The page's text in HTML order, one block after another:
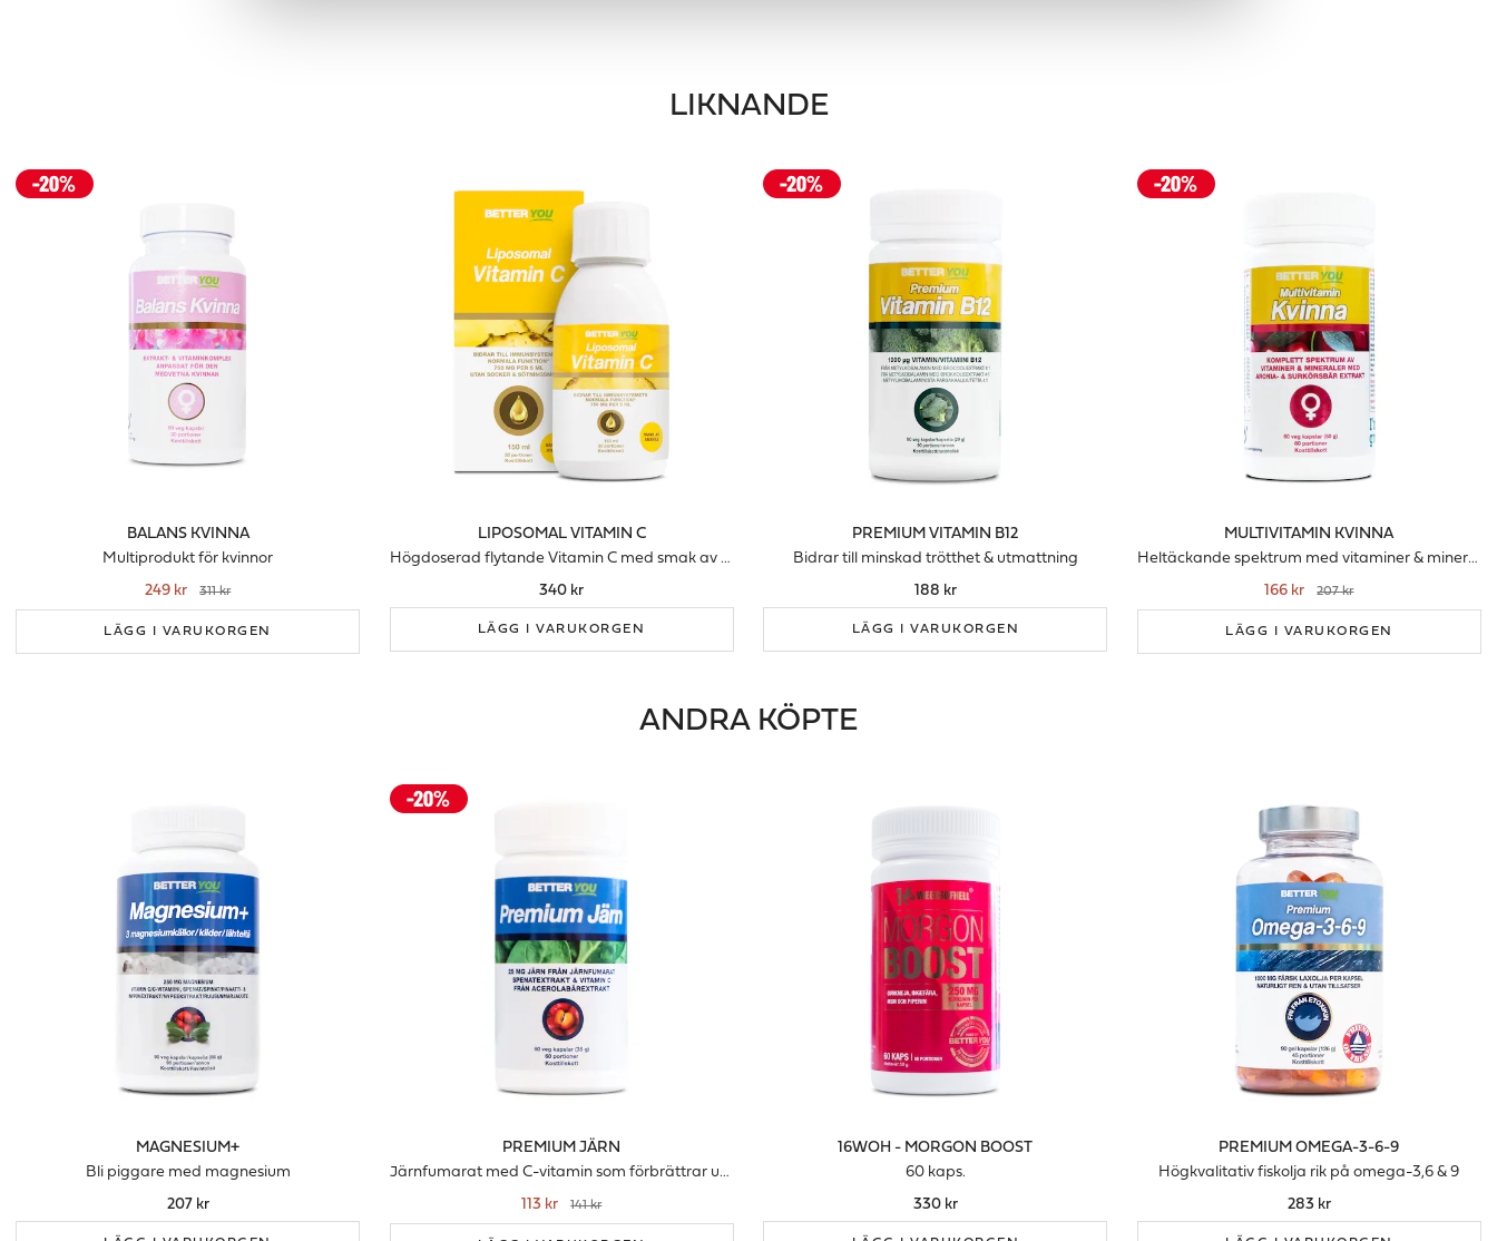
LIKNANDE
BALANS KVINNA
Multiprodukt för kvinnor
249 kr
311 kr
LÄGG I VARUKORGEN
LIPOSOMAL VITAMIN C
Högdoserad flytande Vitamin C med smak av ananas
340 kr
LÄGG I VARUKORGEN
PREMIUM VITAMIN B12
Bidrar till minskad trötthet & utmattning
188 kr
LÄGG I VARUKORGEN
MULTIVITAMIN KVINNA
Heltäckande spektrum med vitaminer & mineraler för kvinnor
166 kr
207 kr
LÄGG I VARUKORGEN
ANDRA KÖPTE
MAGNESIUM+
Bli piggare med magnesium
207 kr
PREMIUM JÄRN
Järnfumarat med C-vitamin som förbrättrar upptaget
113 kr
141 kr
16WOH - MORGON BOOST
60 kaps.
330 kr
PREMIUM OMEGA-3-6-9
Högkvalitativ fiskolja rik på omega-3,6 & 9
283 kr